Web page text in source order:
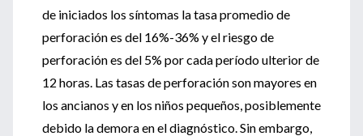
de iniciados los síntomas la tasa promedio de
perforación es del 16%-36% y el riesgo de
perforación es del 5% por cada período ulterior de
12 horas. Las tasas de perforación son mayores en
los ancianos y en los niños pequeños, posiblemente
debido la demora en el diagnóstico. Sin embargo,